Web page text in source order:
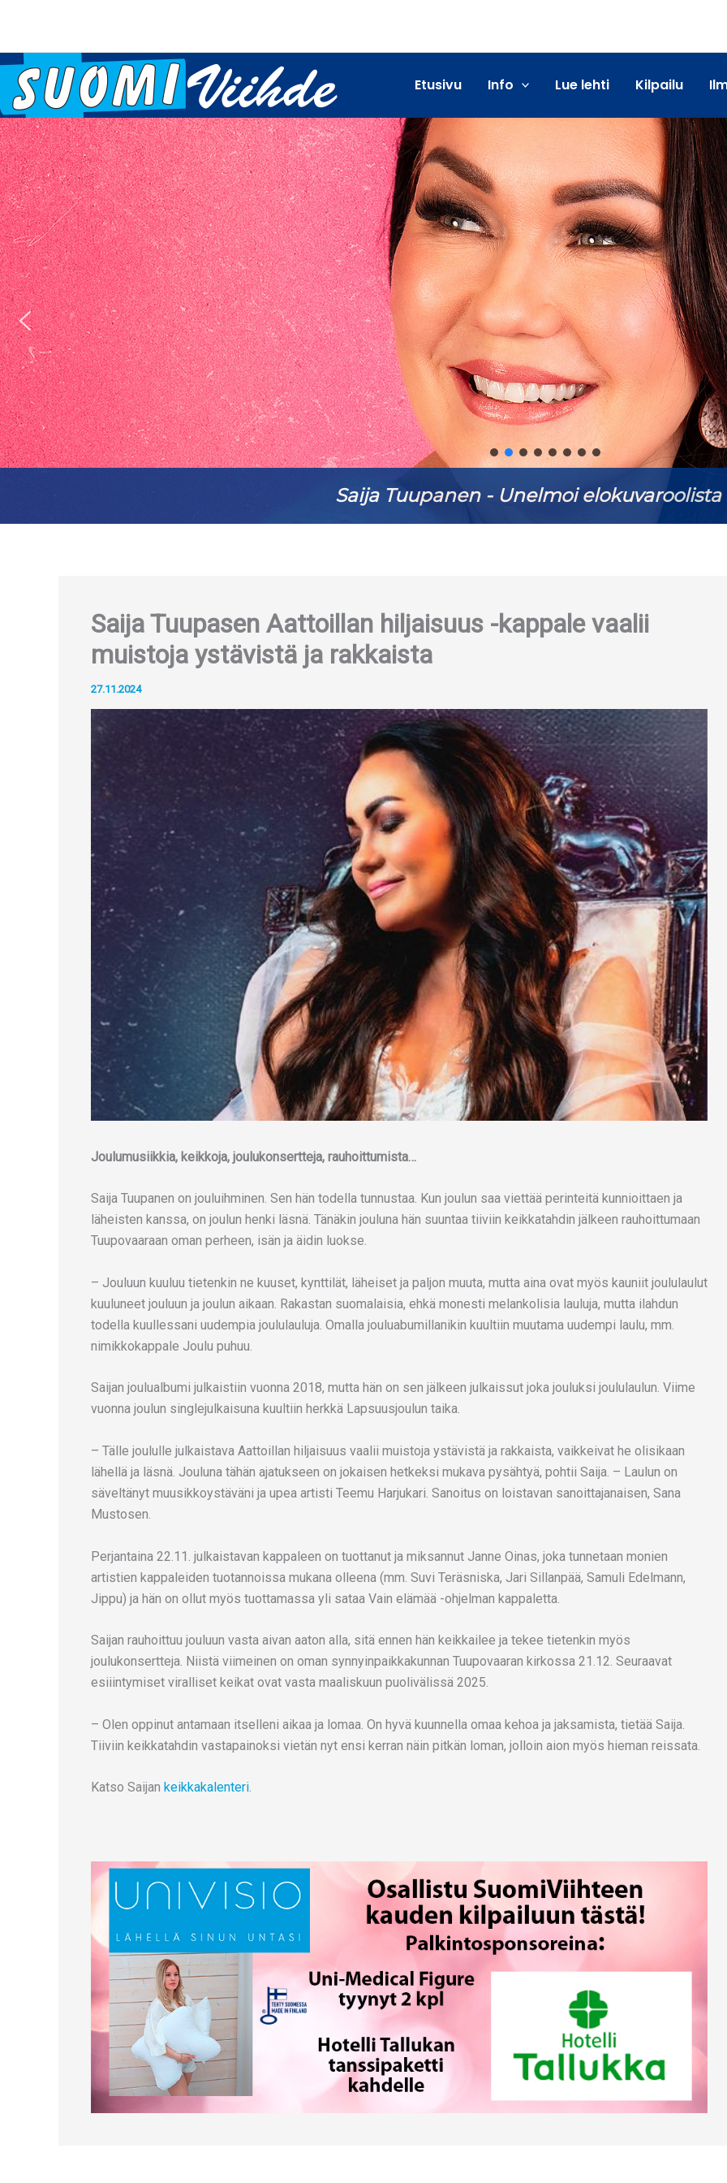
Etusivu Info Lue lehti Kilpailu
Saija Tuupanen - Unelmoi elokuvaroolista
Saija Tuupasen Aattoillan hiljaisuus -kappale vaalii
muistoja ystävistä ja rakkaista
27.11.2024
Joulumusiikkia, keikkoja, joulukonsertteja, rauhoittumista…
Saija Tuupanen on jouluihminen. Sen hän todella tunnustaa. Kun joulun saa viettää perinteitä kunnioittaen ja
läheisten kanssa, on joulun henki läsnä. Tänäkin jouluna hän suuntaa tiiviin keikkatahdin jälkeen rauhoittumaan
Tuupovaaraan oman perheen, isän ja äidin luokse.
– Jouluun kuuluu tietenkin ne kuuset, kynttilät, läheiset ja paljon muuta, mutta aina ovat myös kauniit joululaulut
kuuluneet jouluun ja joulun aikaan. Rakastan suomalaisia, ehkä monesti melankolisia lauluja, mutta ilahdun
todella kuullessani uudempia joululauluja. Omalla jouluabumillanikin kuultiin muutama uudempi laulu, mm.
nimikkokappale Joulu puhuu.
Saijan joulualbumi julkaistiin vuonna 2018, mutta hän on sen jälkeen julkaissut joka jouluksi joululaulun. Viime
vuonna joulun singlejulkaisuna kuultiin herkkä Lapsuusjoulun taika.
– ⁠Tälle joululle julkaistava Aattoillan hiljaisuus vaalii muistoja ystävistä ja rakkaista, vaikkeivat he olisikaan
lähellä ja läsnä. Jouluna tähän ajatukseen on jokaisen hetkeksi mukava pysähtyä, pohtii Saija. – Laulun on
säveltänyt muusikkoystäväni ja upea artisti Teemu Harjukari. Sanoitus on loistavan sanoittajanaisen, Sana
Mustosen.
Perjantaina 22.11. julkaistavan kappaleen on tuottanut ja miksannut Janne Oinas, joka tunnetaan monien
artistien kappaleiden tuotannoissa mukana olleena (mm. Suvi Teräsniska, Jari Sillanpää, Samuli Edelmann,
Jippu) ja hän on ollut myös tuottamassa yli sataa Vain elämää -ohjelman kappaletta.
Saijan rauhoittuu jouluun vasta aivan aaton alla, sitä ennen hän keikkailee ja tekee tietenkin myös
joulukonsertteja. Niistä viimeinen on oman synnyinpaikkakunnan Tuupovaaran kirkossa 21.12. Seuraavat
esiiintymiset viralliset keikat ovat vasta maaliskuun puolivälissä 2025.
– ⁠Olen oppinut antamaan itselleni aikaa ja lomaa. On hyvä kuunnella omaa kehoa ja jaksamista, tietää Saija.
Tiiviin keikkatahdin vastapainoksi vietän nyt ensi kerran näin pitkän loman, jolloin aion myös hieman reissata.
Katso Saijan keikkakalenteri.